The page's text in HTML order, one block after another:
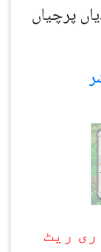
پرچیاں
ریٹ